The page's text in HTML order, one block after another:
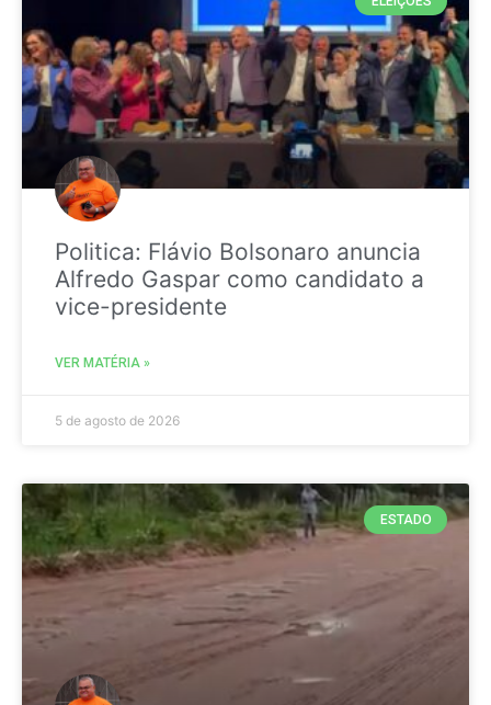
Politica: Flávio Bolsonaro anuncia
Alfredo Gaspar como candidato a
vice-presidente
VER MATÉRIA »
5 de agosto de 2026
ESTADO